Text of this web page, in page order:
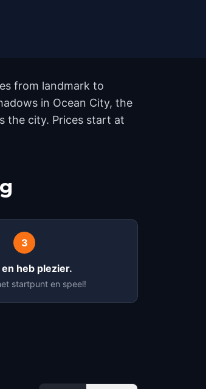
from landmark to
in Ocean City, the
the city. Prices start at
3
heb plezier.
startpunt en speel!